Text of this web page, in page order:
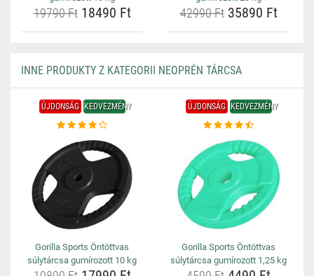
19790 Ft18490 Ft 42990 Ft35890 Ft
INNE PRODUKTY Z KATEGORII NEOPRÉN TÁRCSA
ÚJDONSÁG KEDVEZMÉNY
Gorilla Sports Öntöttvas
súlytárcsa gumírozott 10 kg
ÚJDONSÁG KEDVEZMÉNY
Gorilla Sports Öntöttvas
súlytárcsa gumírozott 1,25 kg